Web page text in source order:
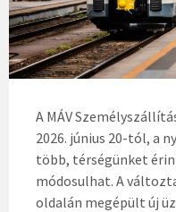
A MÁV
2026. június 20-tól, a
több, térségünket
módosulhat. A
oldalán megépült új